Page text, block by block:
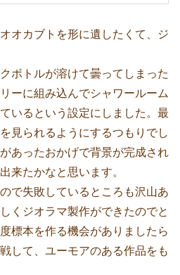
オカブトを形に遺したくて、ジ
ボトルが溶けて曇ってしまった
ーに組み込んでシャワールーム
いるという設定にしました。最
見られるようにするつもりでし
あったおかげで背景が完成され
来たかなと思います。
で失敗しているところも沢山あ
くジオラマ製作ができたのでと
標本を作る機会がありましたら
して、ユーモアのある作品をも